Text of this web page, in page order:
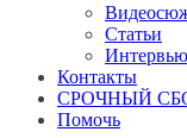
Статьи
Интервью
Контакты
СРОЧНЫЙ
Помочь